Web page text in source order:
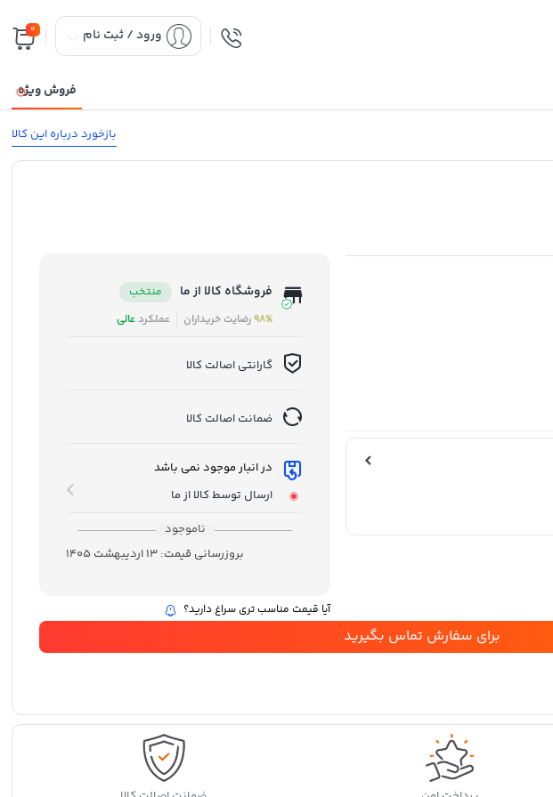
ورود / ثبت نام 0
فروش ویژه
بازخورد درباره این کالا
فروشگاه کالا از ما
منتخب
98%رضایت خریداران عملکردعالی
گارانتی اصالت کالا
ضمانت اصالت کالا
در انبار موجود نمی باشد
ارسال توسط کالا از ما
ناموجود
بروزرسانی قیمت: 13 اردیبهشت 1405
آیا قیمت مناسب تری سراغ دارید؟
برای سفارش تماس بگیرید